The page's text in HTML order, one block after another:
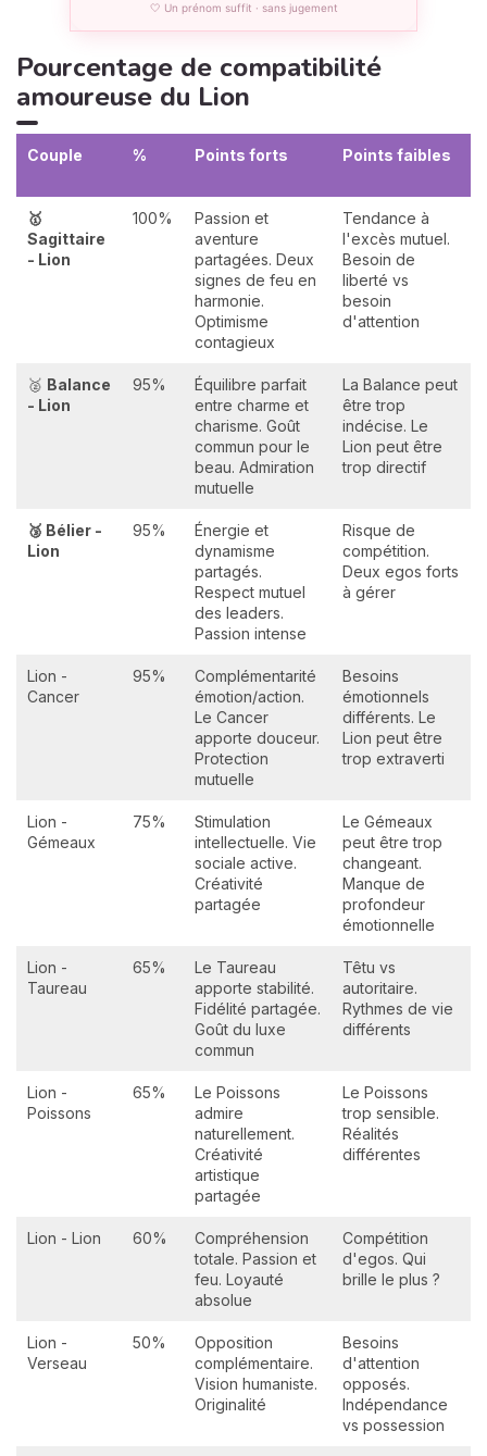
🤍 Un prénom suffit · sans jugement
Pourcentage de compatibilité
amoureuse du Lion
Couple % Points forts Points faibles
🥇
Sagittaire
- Lion
100%
Passion et
aventure
partagées. Deux
signes de feu en
harmonie.
Optimisme
contagieux
Tendance à
l'excès mutuel.
Besoin de
liberté vs
besoin
d'attention
🥈 Balance
- Lion
95%
Équilibre parfait
entre charme et
charisme. Goût
commun pour le
beau. Admiration
mutuelle
La Balance peut
être trop
indécise. Le
Lion peut être
trop directif
🥉 Bélier -
Lion
95%
Énergie et
dynamisme
partagés.
Respect mutuel
des leaders.
Passion intense
Risque de
compétition.
Deux egos forts
à gérer
Lion -
Cancer
95%
Complémentarité
émotion/action.
Le Cancer
apporte douceur.
Protection
mutuelle
Besoins
émotionnels
différents. Le
Lion peut être
trop extraverti
Lion -
Gémeaux
75%
Stimulation
intellectuelle. Vie
sociale active.
Créativité
partagée
Le Gémeaux
peut être trop
changeant.
Manque de
profondeur
émotionnelle
Lion -
Taureau
65%
Le Taureau
apporte stabilité.
Fidélité partagée.
Goût du luxe
commun
Têtu vs
autoritaire.
Rythmes de vie
différents
Lion -
Poissons
65%
Le Poissons
admire
naturellement.
Créativité
artistique
partagée
Le Poissons
trop sensible.
Réalités
différentes
Lion - Lion 60%
Compréhension
totale. Passion et
feu. Loyauté
absolue
Compétition
d'egos. Qui
brille le plus ?
Lion -
Verseau
50%
Opposition
complémentaire.
Vision humaniste.
Originalité
Besoins
d'attention
opposés.
Indépendance
vs possession